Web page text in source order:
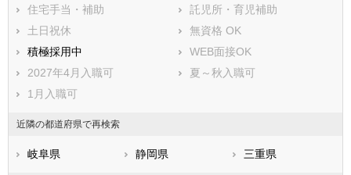
住宅手当・補助
託児所・育児補助
土日祝休
無資格 OK
積極採用中
WEB面接OK
2027年4月入職可
夏～秋入職可
1月入職可
近隣の都道府県で再検索
岐阜県 静岡県 三重県